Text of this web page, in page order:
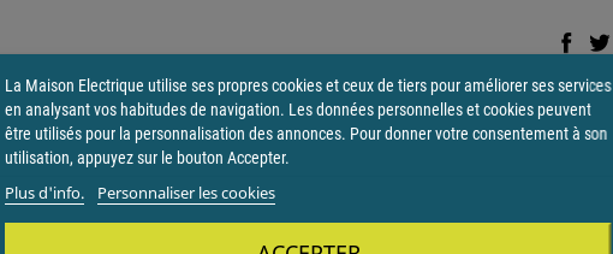
E27
La Maison Electrique utilise ses propres cookies et ceux de tiers pour améliorer ses services
en analysant vos habitudes de navigation. Les données personnelles et cookies peuvent
être utilisés pour la personnalisation des annonces. Pour donner votre consentement à son
utilisation, appuyez sur le bouton Accepter.
Plus d'info. Personnaliser les cookies